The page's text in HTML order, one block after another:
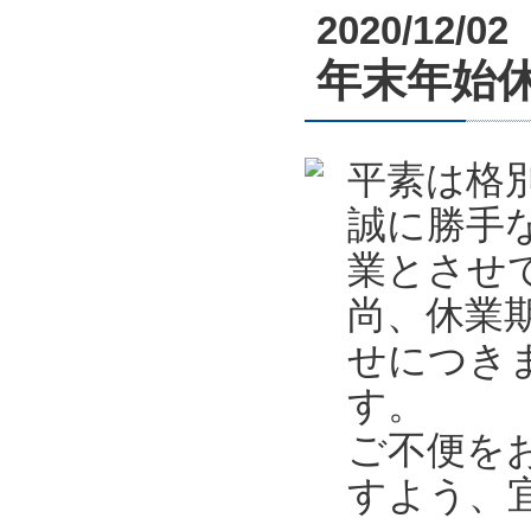
2020/12/02
年末年始
平素は格
誠に勝手
業とさせ
尚、休業
せにつき
す。
ご不便を
すよう、